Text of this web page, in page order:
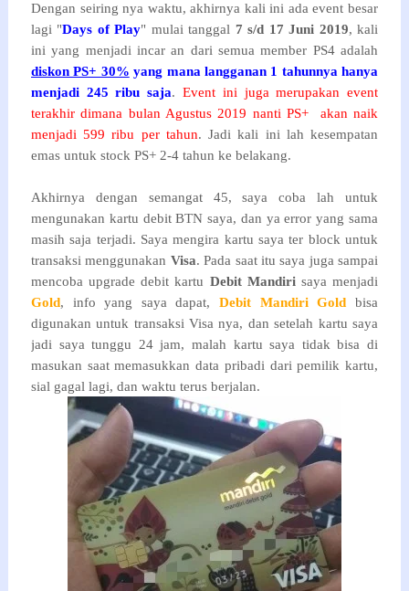
Dengan seiring nya waktu, akhirnya kali ini ada event besar
lagi "Days of Play" mulai tanggal 7 s/d 17 Juni 2019, kali
ini yang menjadi incar an dari semua member PS4 adalah
diskon PS+ 30% yang mana langganan 1 tahunnya hanya
menjadi 245 ribu saja.Event ini juga merupakan event
terakhir dimana bulan Agustus 2019 nanti PS+ akan naik
menjadi 599 ribu per tahun. Jadi kali ini lah kesempatan
emas untuk stock PS+ 2-4 tahun ke belakang.
Akhirnya dengan semangat 45, saya coba lah untuk
mengunakan kartu debit BTN saya, dan ya error yang sama
masih saja terjadi. Saya mengira kartu saya ter block untuk
transaksi menggunakan Visa. Pada saat itu saya juga sampai
mencoba upgrade debit kartu Debit Mandirisaya menjadi
Gold, info yang saya dapat,Debit Mandiri Gold bisa
digunakan untuk transaksi Visa nya, dan setelah kartu saya
jadi saya tunggu 24 jam, malah kartu saya tidak bisa di
masukan saat memasukkan data pribadi dari pemilik kartu,
sial gagal lagi, dan waktu terus berjalan.